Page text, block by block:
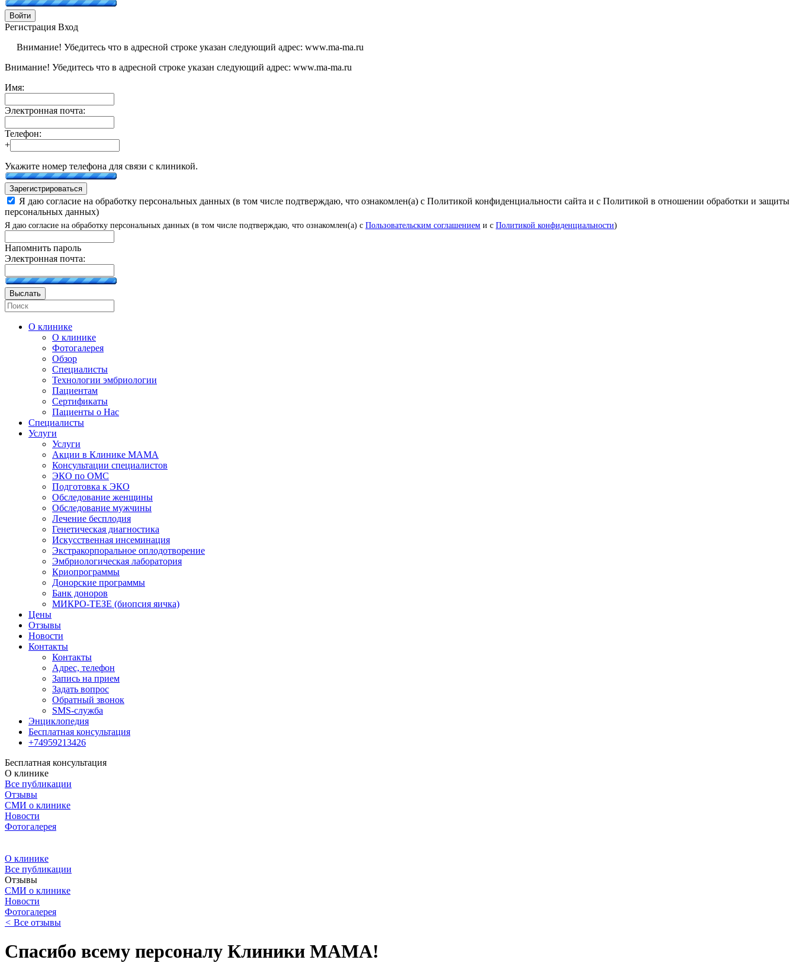
Войти
Регистрация Вход
Внимание! Убедитесь что в адресной строке указан следующий адрес: www.ma-ma.ru
Внимание! Убедитесь что в адресной строке указан следующий адрес: www.ma-ma.ru
Имя:
Электронная почта:
Телефон:
+
Укажите номер телефона для связи с клиникой.
Зарегистрироваться
Я даю согласие на обработку персональных данных (в том числе подтверждаю, что ознакомлен(а) с Политикой конфиденциальности сайта и с Политикой в отношении обработки и защиты
персональных данных)
Я даю согласие на обработку персональных данных (в том числе подтверждаю, что ознакомлен(а) с Пользовательским соглашением и с Политикой конфиденциальности)
Напомнить пароль
Электронная почта:
Выслать
О клинике
О клинике
Фотогалерея
Обзор
Специалисты
Технологии эмбриологии
Пациентам
Сертификаты
Пациенты о Нас
Специалисты
Услуги
Услуги
Акции в Клинике МАМА
Консультации специалистов
ЭКО по ОМС
Подготовка к ЭКО
Обследование женщины
Обследование мужчины
Лечение бесплодия
Генетическая диагностика
Искусственная инсеминация
Экстракорпоральное оплодотворение
Эмбриологическая лаборатория
Криопрограммы
Донорские программы
Банк доноров
МИКРО-ТЕЗЕ (биопсия яичка)
Цены
Отзывы
Новости
Контакты
Контакты
Адрес, телефон
Запись на прием
Задать вопрос
Обратный звонок
SMS-служба
Энциклопедия
Бесплатная консультация
+74959213426
Бесплатная консультация
О клинике
Все публикации
Отзывы
СМИ о клинике
Новости
Фотогалерея
О клинике
Все публикации
Отзывы
СМИ о клинике
Новости
Фотогалерея
< Все отзывы
Спасибо всему персоналу Клиники МАМА!